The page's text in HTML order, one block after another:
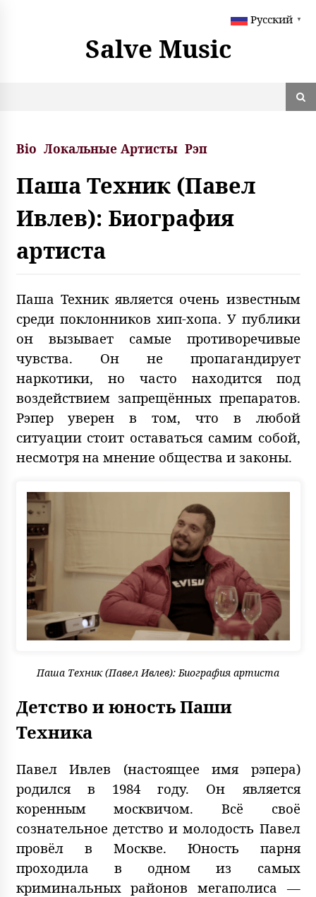
Salve Music
Bio Локальные Артисты Рэп
Паша Техник (Павел
Ивлев): Биография
артиста
Паша Техник является очень известным
среди поклонников хип-хопа. У публики
он вызывает самые противоречивые
чувства. Он не пропагандирует
наркотики, но часто находится под
воздействием запрещённых препаратов.
Рэпер уверен в том, что в любой
ситуации стоит оставаться самим собой,
несмотря на мнение общества и законы.
Паша Техник (Павел Ивлев): Биография артиста
Детство и юность Паши
Техника
Павел Ивлев (настоящее имя рэпера)
родился в 1984 году. Он является
коренным москвичом. Всё своё
сознательное детство и молодость Павел
провёл в Москве. Юность парня
проходила в одном из самых
криминальных районов мегаполиса —
Русский ▼